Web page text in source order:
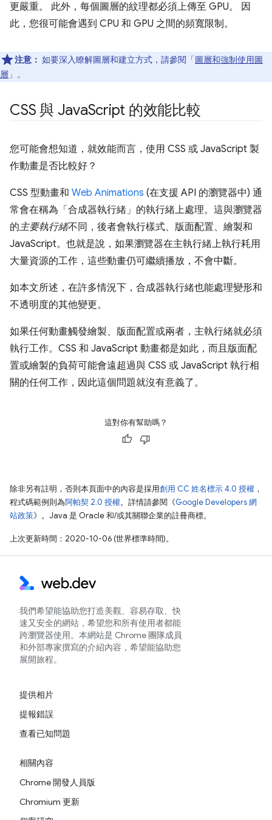
更嚴重。 此外，每個圖層的紋理都必須上傳至 GPU。 因
此，您很可能會遇到 CPU 和 GPU 之間的頻寬限制。
注意： 如要深入瞭解圖層和建立方式，請參閱「圖層和強制使用圖
層 」。
CSS 與 JavaScript 的效能比較
您可能會想知道，就效能而言，使用 CSS 或 JavaScript 製
作動畫是否比較好？
CSS 型動畫和 Web Animations (在支援 API 的瀏覽器中) 通
常會在稱為「合成器執行緒」 的執行緒上處理。這與瀏覽器
的主要執行緒不同，後者會執行樣式、版面配置、繪製和
JavaScript。也就是說，如果瀏覽器在主執行緒上執行耗用
大量資源的工作，這些動畫仍可繼續播放，不會中斷。
如本文所述，在許多情況下，合成器執行緒也能處理變形和
不透明度的其他變更。
如果任何動畫觸發繪製、版面配置或兩者，主執行緒就必須
執行工作。CSS 和 JavaScript 動畫都是如此，而且版面配
置或繪製的負荷可能會遠超過與 CSS 或 JavaScript 執行相
關的任何工作，因此這個問題就沒有意義了。
這對你有幫助嗎？
除非另有註明，否則本頁面中的內容是採用創用 CC 姓名標示 4.0 授權 ，
程式碼範例則為阿帕契 2.0 授權。詳情請參閱《Google Developers 網
站政策》。Java 是 Oracle 和/或其關聯企業的註冊商標。
上次更新時間：2020-10-06 (世界標準時間)。
我們希望能協助您打造美觀、容易存取、快
速又安全的網站，希望您和所有使用者都能
跨瀏覽器使用。本網站是 Chrome 團隊成員
和外部專家撰寫的介紹內容，希望能協助您
展開旅程。
提供相片
提報錯誤
查看已知問題
相關內容
Chrome 開發人員版
Chromium 更新